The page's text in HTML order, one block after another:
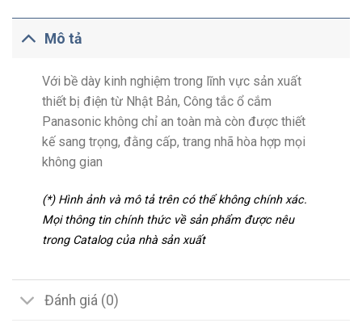
Mô tả
Với bề dày kinh nghiệm trong lĩnh vực sản xuất
thiết bị điện từ Nhật Bản, Công tắc ổ cắm
Panasonic không chỉ an toàn mà còn được thiết
kế sang trọng, đằng cấp, trang nhã hòa hợp mọi
không gian
(*) Hình ảnh và mô tả trên có thể không chính xác.
Mọi thông tin chính thức về sản phẩm được nêu
trong Catalog của nhà sản xuất
Đánh giá (0)